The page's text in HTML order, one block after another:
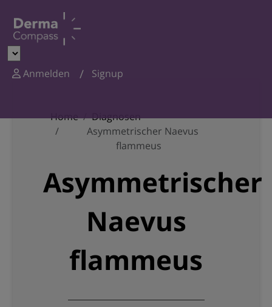
Anmelden Signup
Home
Diagnosen
Asymmetrischer Naevus
flammeus
Asymmetrischer
Naevus
flammeus